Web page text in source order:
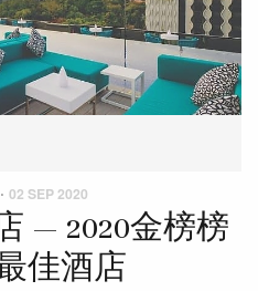
· 02 SEP 2020
— 2020金榜榜
佳酒店